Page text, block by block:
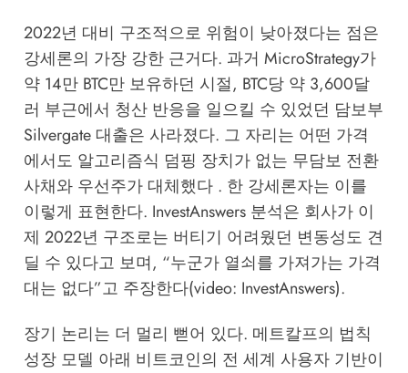
2022년 대비 구조적으로 위험이 낮아졌다는 점은
강세론의 가장 강한 근거다. 과거 MicroStrategy가
약 14만 BTC만 보유하던 시절, BTC당 약 3,600달
러 부근에서 청산 반응을 일으킬 수 있었던 담보부
Silvergate 대출은 사라졌다. 그 자리는 어떤 가격
에서도 알고리즘식 덤핑 장치가 없는 무담보 전환
사채와 우선주가 대체했다 . 한 강세론자는 이를
이렇게 표현한다. InvestAnswers 분석은 회사가 이
제 2022년 구조로는 버티기 어려웠던 변동성도 견
딜 수 있다고 보며, “누군가 열쇠를 가져가는 가격
대는 없다”고 주장한다(video: InvestAnswers).
장기 논리는 더 멀리 뻗어 있다. 메트칼프의 법칙
성장 모델 아래 비트코인의 전 세계 사용자 기반이